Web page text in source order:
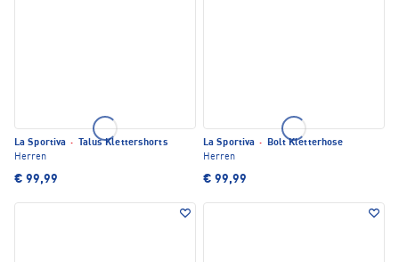
La Sportiva ·
Talus Klettershorts
Herren
€ 99,99
La Sportiva ·
Bolt Kletterhose
Herren
€ 99,99